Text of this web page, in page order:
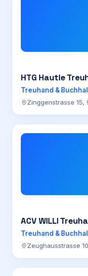
HTG Hautle
Treuhand &
Zinggenstrasse 15,
ACV WILLI
Treuhand &
Zeughausstrasse